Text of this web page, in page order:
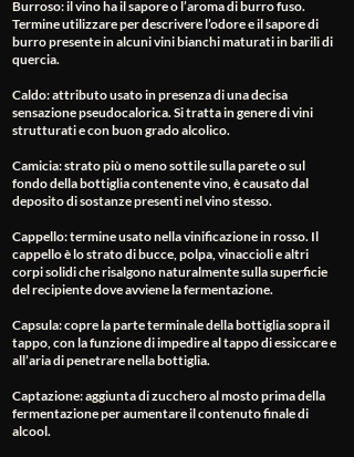
Burroso: il vino ha il sapore o l’aroma di burro fuso.
Termine utilizzare per descrivere l’odore e il sapore di
burro presente in alcuni vini bianchi maturati in barili di
quercia.
Caldo: attributo usato in presenza di una decisa
sensazione pseudocalorica. Si tratta in genere di vini
strutturati e con buon grado alcolico.
Camicia: strato più o meno sottile sulla parete o sul
fondo della bottiglia contenente vino, è causato dal
deposito di sostanze presenti nel vino stesso.
Cappello: termine usato nella vinificazione in rosso. Il
cappello è lo strato di bucce, polpa, vinaccioli e altri
corpi solidi che risalgono naturalmente sulla superficie
del recipiente dove avviene la fermentazione.
Capsula: copre la parte terminale della bottiglia sopra il
tappo, con la funzione di impedire al tappo di essiccare e
all’aria di penetrare nella bottiglia.
Captazione: aggiunta di zucchero al mosto prima della
fermentazione per aumentare il contenuto finale di
alcool.